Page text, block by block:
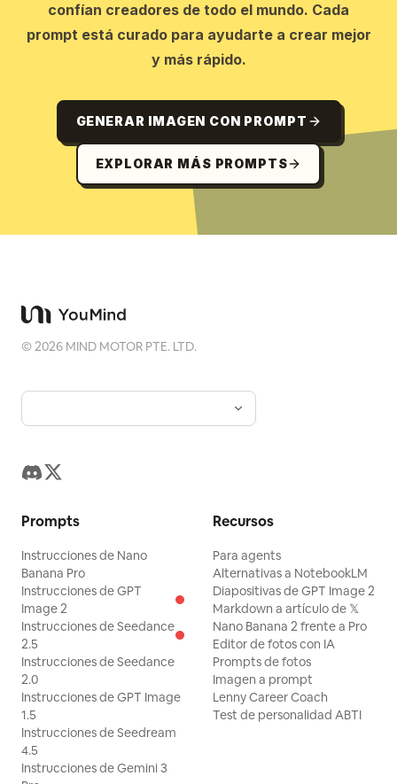
confían creadores de todo el mundo. Cada
prompt está curado para ayudarte a crear mejor
y más rápido.
GENERAR IMAGEN CON PROMPT
EXPLORAR MÁS PROMPTS
©2026 MIND MOTOR PTE. LTD.
Prompts
Instrucciones de Nano
Banana Pro
Instrucciones de GPT
Image 2
Instrucciones de Seedance
2.5
Instrucciones de Seedance
2.0
Instrucciones de GPT Image
1.5
Instrucciones de Seedream
4.5
Instrucciones de Gemini 3
Recursos
Para agents
Alternativas a NotebookLM
Diapositivas de GPT Image 2
Markdown a artículo de 𝕏
Nano Banana 2 frente a Pro
Editor de fotos con IA
Prompts de fotos
Imagen a prompt
Lenny Career Coach
Test de personalidad ABTI